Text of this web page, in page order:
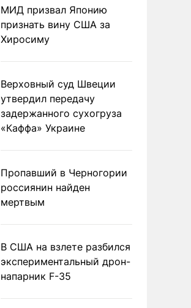
МИД призвал Японию
признать вину США за
Хиросиму
Верховный суд Швеции
утвердил передачу
задержанного сухогруза
«Каффа» Украине
Пропавший в Черногории
россиянин найден
мертвым
В США на взлете разбился
экспериментальный дрон-
напарник F-35